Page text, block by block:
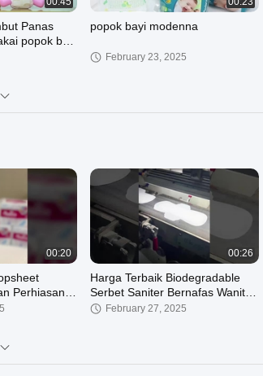
Panas
popok bayi
untuk
popok bayi modenna
February 23, 2025
00:29 00:15
Popok Bayi Sekali Pakai
March 10, 2023
00:20
Perhiasan
00:26
Harga Terbaik Biodegradable
Serbet Saniter Bernafas Wanita
Pad Serbet Saniter Saniter
February 27, 2025